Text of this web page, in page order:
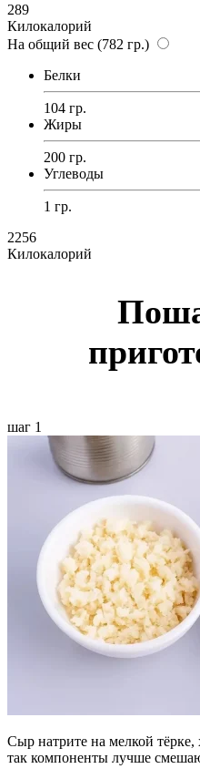
289
Килокалорий
На общий вес (782 гр.)
Белки
104 гр.
Жиры
200 гр.
Углеводы
1 гр.
2256
Килокалорий
шаг 1
Сыр натрите на мелкой
так компоненты лучше